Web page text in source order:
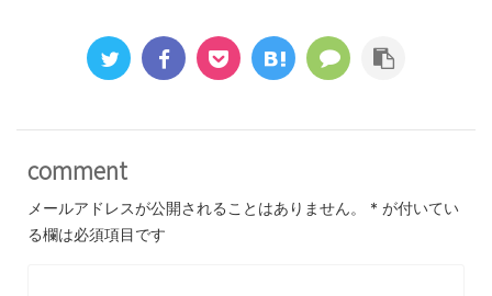
comment
メールアドレスが公開されることはありません。 * が付いてい
る欄は必須項目です